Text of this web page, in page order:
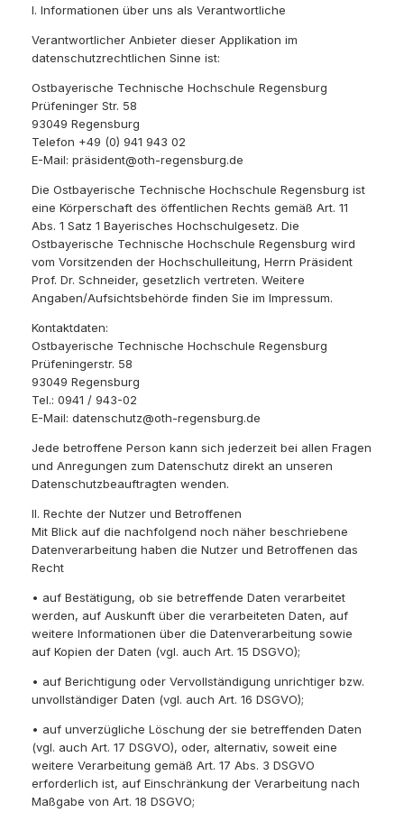
I. Informationen über uns als Verantwortliche
Verantwortlicher Anbieter dieser Applikation im
datenschutzrechtlichen Sinne ist:
Ostbayerische Technische Hochschule Regensburg
Prüfeninger Str. 58
93049 Regensburg
Telefon +49 (0) 941 943 02
E-Mail: präsident@oth-regensburg.de
Die Ostbayerische Technische Hochschule Regensburg ist
eine Körperschaft des öffentlichen Rechts gemäß Art. 11
Abs. 1 Satz 1 Bayerisches Hochschulgesetz. Die
Ostbayerische Technische Hochschule Regensburg wird
vom Vorsitzenden der Hochschulleitung, Herrn Präsident
Prof. Dr. Schneider, gesetzlich vertreten. Weitere
Angaben/Aufsichtsbehörde finden Sie im Impressum.
Kontaktdaten:
Ostbayerische Technische Hochschule Regensburg
Prüfeningerstr. 58
93049 Regensburg
Tel.: 0941 / 943-02
E-Mail: datenschutz@oth-regensburg.de
Jede betroffene Person kann sich jederzeit bei allen Fragen
und Anregungen zum Datenschutz direkt an unseren
Datenschutzbeauftragten wenden.
II. Rechte der Nutzer und Betroffenen
Mit Blick auf die nachfolgend noch näher beschriebene
Datenverarbeitung haben die Nutzer und Betroffenen das
Recht
• auf Bestätigung, ob sie betreffende Daten verarbeitet
werden, auf Auskunft über die verarbeiteten Daten, auf
weitere Informationen über die Datenverarbeitung sowie
auf Kopien der Daten (vgl. auch Art. 15 DSGVO);
• auf Berichtigung oder Vervollständigung unrichtiger bzw.
unvollständiger Daten (vgl. auch Art. 16 DSGVO);
• auf unverzügliche Löschung der sie betreffenden Daten
(vgl. auch Art. 17 DSGVO), oder, alternativ, soweit eine
weitere Verarbeitung gemäß Art. 17 Abs. 3 DSGVO
erforderlich ist, auf Einschränkung der Verarbeitung nach
Maßgabe von Art. 18 DSGVO;